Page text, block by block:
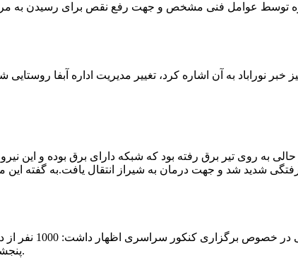
سال ۹۸ که چندی پیش نیز خبر نوراباد به آن اشاره کرد، تغییر مدیریت
به روی تیر برق رفته بود که شبکه دارای برق بوده و این
شهرام
پنجشنبه و جمعه با آرامش کامل وفضای مناسب در این مرکز دانشگاهی به رقابت پرداختند.